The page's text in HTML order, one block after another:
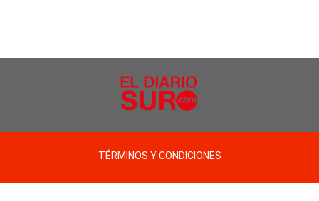
TÉRMINOS Y CONDICIONES